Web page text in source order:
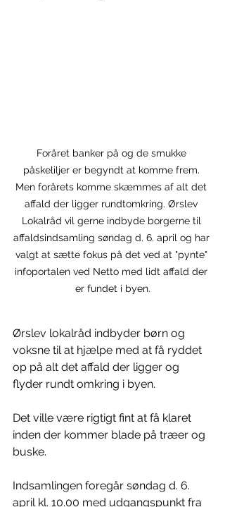
Foråret banker på og de smukke
påskeliljer er begyndt at komme frem.
Men forårets komme skæmmes af alt det
affald der ligger rundtomkring. Ørslev
Lokalråd vil gerne indbyde borgerne til
affaldsindsamling søndag d. 6. april og har
valgt at sætte fokus på det ved at "pynte"
infoportalen ved Netto med lidt affald der
er fundet i byen.
Ørslev lokalråd indbyder børn og
voksne til at hjælpe med at få ryddet
op på alt det affald der ligger og
flyder rundt omkring i byen.
Det ville være rigtigt fint at få klaret
inden der kommer blade på træer og
buske.
Indsamlingen foregår søndag d. 6.
april kl. 10.00 med udgangspunkt fra